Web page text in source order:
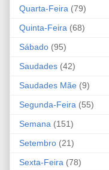
Quarta-Feira (79)
Quinta-Feira (68)
Sábado (95)
Saudades (42)
Saudades Mãe (9)
Segunda-Feira (55)
Semana (151)
Setembro (21)
Sexta-Feira (78)